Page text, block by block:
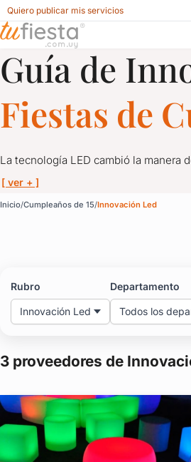
Quiero publicar mis servicios
Innovación Led para Cumpleaños
Guía de
Fiestas de
La tecnología LED cambió la manera
[ ver + ]
Inicio Cumpleaños de 15 Innovación Led
Rubro
Innovación Led
Departamento
Todos los
3 proveedores de
Innovación